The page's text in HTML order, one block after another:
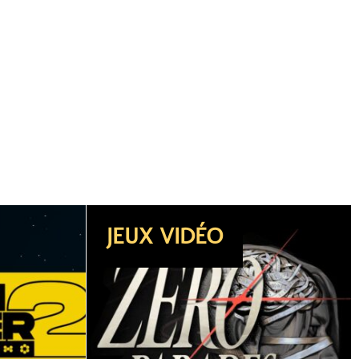
DOSSIER
JEUX VIDÉO